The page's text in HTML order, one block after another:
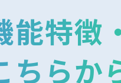
能特徴
ちらか